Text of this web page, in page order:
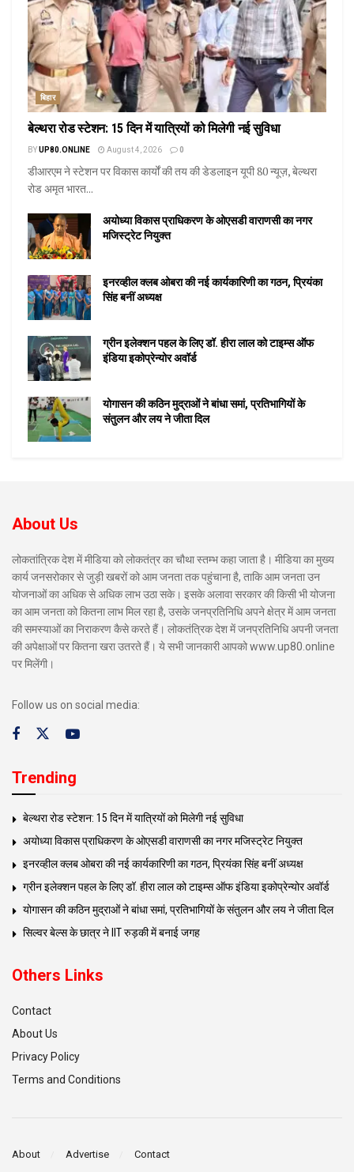
बिहार
बेल्थरा रोड स्टेशन: 15 दिन में यात्रियों को मिलेगी नई सुविधा
BYUP80.ONLINE August 4, 2026 0
डीआरएम ने स्टेशन पर विकास कार्यों की तय की डेडलाइन यूपी 80 न्यूज़, बेल्थरा
रोड अमृत भारत...
अयोध्या विकास प्राधिकरण के ओएसडी वाराणसी का नगर
मजिस्ट्रेट नियुक्त
इनरव्हील क्लब ओबरा की नई कार्यकारिणी का गठन, प्रियंका
सिंह बनीं अध्यक्ष
ग्रीन इलेक्शन पहल के लिए डॉ. हीरा लाल को टाइम्स ऑफ
इंडिया इकोप्रेन्योर अवॉर्ड
योगासन की कठिन मुद्राओं ने बांधा समां, प्रतिभागियों के
संतुलन और लय ने जीता दिल
About Us
लोकतांत्रिक देश में मीडिया को लोकतंत्र का चौथा स्तम्भ कहा जाता है। मीडिया का मुख्य
कार्य जनसरोकार से जुड़ी खबरों को आम जनता तक पहुंचाना है, ताकि आम जनता उन
योजनाओं का अधिक से अधिक लाभ उठा सके। इसके अलावा सरकार की किसी भी योजना
का आम जनता को कितना लाभ मिल रहा है, उसके जनप्रतिनिधि अपने क्षेत्र में आम जनता
की समस्याओं का निराकरण कैसे करते हैं। लोकतंत्रिक देश में जनप्रतिनिधि अपनी जनता
की अपेक्षाओं पर कितना खरा उतरते हैं। ये सभी जानकारी आपको www.up80.online
पर मिलेंगी।
Follow us on social media:
Trending
बेल्थरा रोड स्टेशन: 15 दिन में यात्रियों को मिलेगी नई सुविधा
अयोध्या विकास प्राधिकरण के ओएसडी वाराणसी का नगर मजिस्ट्रेट नियुक्त
इनरव्हील क्लब ओबरा की नई कार्यकारिणी का गठन, प्रियंका सिंह बनीं अध्यक्ष
ग्रीन इलेक्शन पहल के लिए डॉ. हीरा लाल को टाइम्स ऑफ इंडिया इकोप्रेन्योर अवॉर्ड
योगासन की कठिन मुद्राओं ने बांधा समां, प्रतिभागियों के संतुलन और लय ने जीता दिल
सिल्वर बेल्स के छात्र ने IIT रुड़की में बनाई जगह
Others Links
Contact
About Us
Privacy Policy
Terms and Conditions
About Advertise Contact